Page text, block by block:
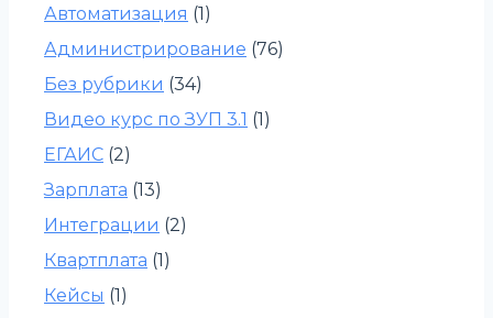
Автоматизация (1)
Администрирование (76)
Без рубрики (34)
Видео курс по ЗУП 3.1 (1)
ЕГАИС (2)
Зарплата (13)
Интеграции (2)
Квартплата (1)
Кейсы (1)